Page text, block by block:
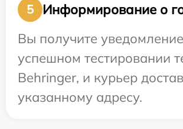
5
Информирование о
Вы получите
успешном тестировании
Behringer, и курьер
указанному адресу.